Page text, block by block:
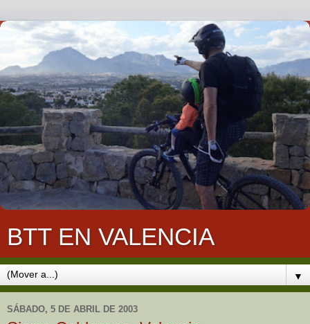
BTT EN VALENCIA
▼
SÁBADO, 5 DE ABRIL DE 2003